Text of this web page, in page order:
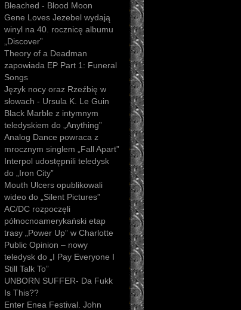
Bleached - Blood Moon
Gene Loves Jezebel wydają
winyl na 40. rocznicę albumu
„Discover”
Theory of a Deadman
zapowiada EP Part 1: Funeral
Songs
Język nocy oraz Rzeźbię w
słowach - Ursula K. Le Guin
Black Marble z intymnym
teledyskiem do „Anything”
Analog Dance powraca z
mrocznym singlem „Fall Apart”
Interpol udostępnili teledysk
do „Iron City”
Mouth Ulcers opublikowali
wideo do „Silent Pictures”
AC/DC rozpoczęli
północnoamerykański etap
trasy „Power Up” w Charlotte
Public Opinion – nowy
teledysk do „I Pay Everyone I
Still Talk To”
UNBORN SUFFER- Da Fukk
Is This??
Enter Enea Festival. John